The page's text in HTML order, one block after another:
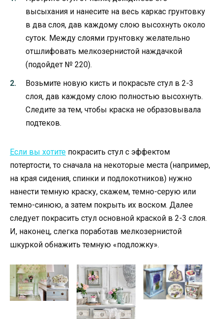
высыхания и нанесите на весь каркас грунтовку
в два слоя, дав каждому слою высохнуть около
суток. Между слоями грунтовку желательно
отшлифовать мелкозернистой наждачкой
(подойдет № 220).
Возьмите новую кисть и покрасьте стул в 2-3
слоя, дав каждому слою полностью высохнуть.
Следите за тем, чтобы краска не образовывала
подтеков.
Если вы хотите покрасить стул с эффектом
потертости, то сначала на некоторые места (например,
на края сидения, спинки и подлокотников) нужно
нанести темную краску, скажем, темно-серую или
темно-синюю, а затем покрыть их воском. Далее
следует покрасить стул основной краской в 2-3 слоя.
И, наконец, слегка поработав мелкозернистой
шкуркой обнажить темную «подложку».